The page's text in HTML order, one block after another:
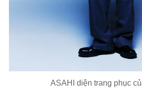
ASAHI diện trang phục